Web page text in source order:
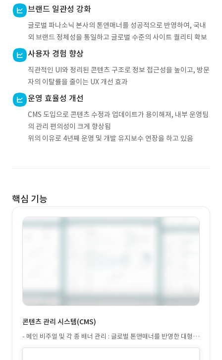
브랜드 일관성 강화
글로벌 파나소닉 본사의 톤앤매너를 성공적으로 반영하여, 국내
외 브랜드 정체성을 통일하고 글로벌 수준의 사이트 퀄리티 확보
사용자 경험 향상
직관적인 UI와 정리된 콘텐츠 구조로 정보 접근성을 높이고, 방문
자의 이탈률을 줄이는 UX 개선 효과
운영 효율성 개선
CMS 도입으로 콘텐츠 수정과 업데이트가 용이해져, 내부 운영팀
의 관리 편의성이 크게 향상됨
위의 이유로 4년째 운영 및 개발 유지보수 연장을 하고 있음
핵심 기능
콘텐츠 관리 시스템(CMS)
- 메인 비주얼 및 각 종 배너 관리 : 글로벌 톤앤매너를 반영한 대형
비주얼 배너 구성 및 CMS로 자유롭게 이미지/링크 교체 가능 - 텍스